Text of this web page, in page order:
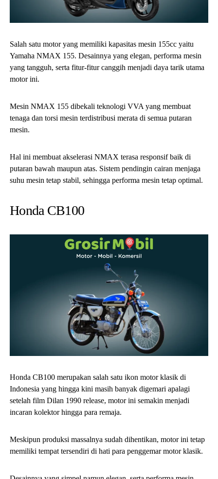
Salah satu motor yang memiliki kapasitas mesin 155cc yaitu
Yamaha NMAX 155. Desainnya yang elegan, performa mesin
yang tangguh, serta fitur-fitur canggih menjadi daya tarik utama
motor ini.
Mesin NMAX 155 dibekali teknologi VVA yang membuat
tenaga dan torsi mesin terdistribusi merata di semua putaran
mesin.
Hal ini membuat akselerasi NMAX terasa responsif baik di
putaran bawah maupun atas. Sistem pendingin cairan menjaga
suhu mesin tetap stabil, sehingga performa mesin tetap optimal.
Honda CB100
Honda CB100 merupakan salah satu ikon motor klasik di
Indonesia yang hingga kini masih banyak digemari apalagi
setelah film Dilan 1990 release, motor ini semakin menjadi
incaran kolektor hingga para remaja.
Meskipun produksi massalnya sudah dihentikan, motor ini tetap
memiliki tempat tersendiri di hati para penggemar motor klasik.